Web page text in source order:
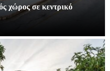
χώρος σε κεντρικό